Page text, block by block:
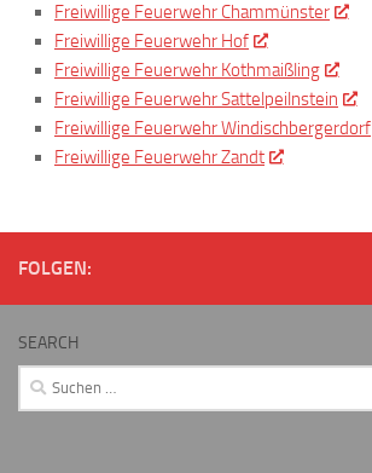
Freiwillige Feuerwehr Chammünster
Freiwillige Feuerwehr Hof
Freiwillige Feuerwehr Kothmaißling
Freiwillige Feuerwehr Sattelpeilnstein
Freiwillige Feuerwehr Windischbergerdorf
Freiwillige Feuerwehr Zandt
FOLGEN:
SEARCH
Suchen
nach: